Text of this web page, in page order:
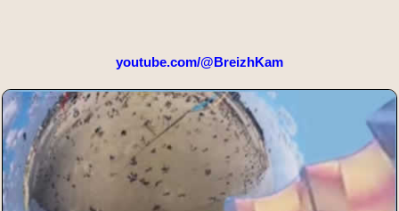
youtube.com/@BreizhKam